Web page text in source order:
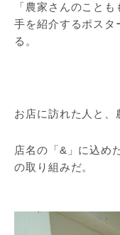
「農家さんのこと
手を紹介するポスタ
る。
お店に訪れた人と、
店名の「&」に込め
の取り組みだ。